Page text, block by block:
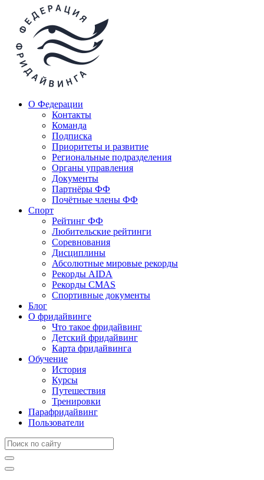
О Федерации
Контакты
Команда
Подписка
Приоритеты и развитие
Региональные подразделения
Органы управления
Документы
Партнёры ФФ
Почётные члены ФФ
Спорт
Рейтинг ФФ
Любительские рейтинги
Соревнования
Дисциплины
Абсолютные мировые рекорды
Рекорды AIDA
Рекорды CMAS
Спортивные документы
Блог
О фридайвинге
Что такое фридайвинг
Детский фридайвинг
Карта фридайвинга
Обучение
История
Курсы
Путешествия
Тренировки
Парафридайвинг
Пользователи